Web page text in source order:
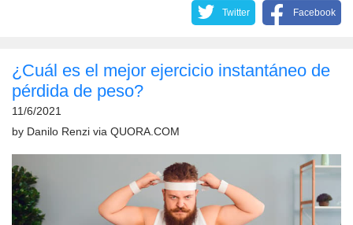
Twitter Facebook
¿Cuál es el mejor ejercicio instantáneo de
pérdida de peso?
11/6/2021
by Danilo Renzi via QUORA.COM